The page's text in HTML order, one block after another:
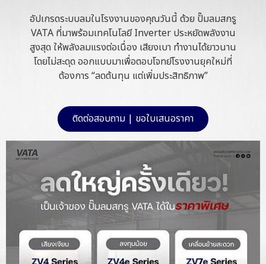
อัปเกรดระบบลมในโรงงานของคุณวันนี้ ด้วย ปั๊มลมสกรู
VATA ที่มาพร้อมเทคโนโลยี Inverter ประหยัดพลังงาน
สูงสุด ให้พลังลมแรงต่อเนื่อง เสียงเบา ทำงานได้ยาวนาน
โดยไม่สะดุด ออกแบบมาเพื่อตอบโจทย์โรงงานยุคใหม่ที่
ต้องการ “ลดต้นทุน แต่เพิ่มประสิทธิภาพ”
ติดต่อสอบถาม | ขอใบเสนอราคา